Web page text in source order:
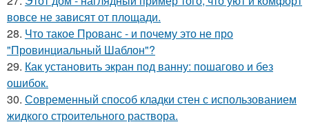
вовсе не зависят от площади.
28. Что такое Прованс - и почему это не про
"Провинциальный Шаблон"?
29. Как установить экран под ванну: пошагово и без
ошибок.
30. Современный способ кладки стен с использованием
жидкого строительного раствора.